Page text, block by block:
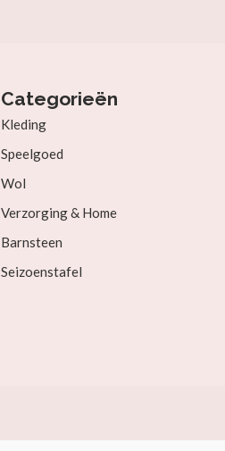
Categorieën
Kleding
Speelgoed
Wol
Verzorging & Home
Barnsteen
Seizoenstafel